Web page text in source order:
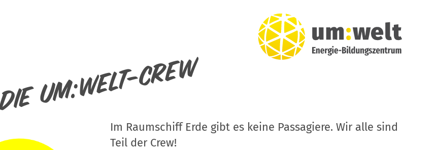
Die um:welt-Crew
Im Raumschiff Erde gibt es keine Passagiere. Wir alle sind
Teil der Crew!